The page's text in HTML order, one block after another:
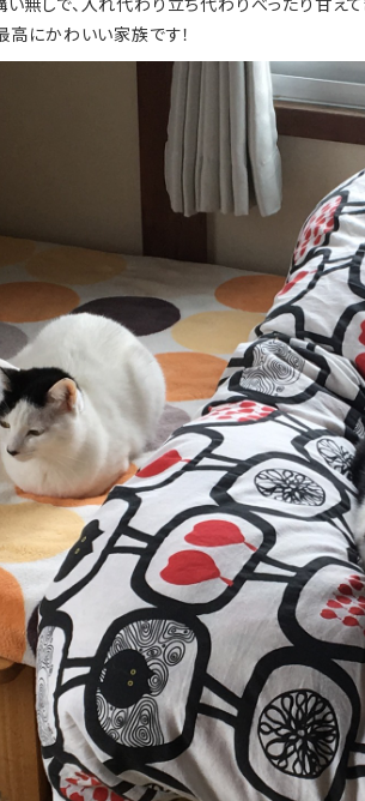
無しで、入れ代わり立ち代わりべったり甘え
高にかわいい家族です！